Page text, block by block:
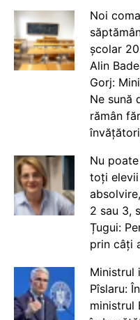
Noi
școlar
Alin
Gorj:
Ne sună
rămân
Nu
toți elevii
2 sau 3,
Țugui:
prin câți
Ministrul
Pîslaru:
ministrul